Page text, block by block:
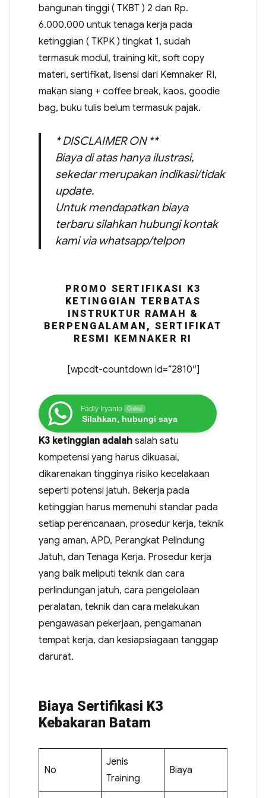
bangunan tinggi ( TKBT ) 2 dan Rp.
6.000.000 untuk tenaga kerja pada
ketinggian ( TKPK ) tingkat 1, sudah
termasuk modul, training kit, soft copy
materi, sertifikat, lisensi dari Kemnaker RI,
makan siang + coffee break, kaos, goodie
bag, buku tulis belum termasuk pajak.
* DISCLAIMER ON **
Biaya di atas hanya ilustrasi,
sekedar merupakan indikasi/tidak
update.
Untuk mendapatkan biaya
terbaru silahkan hubungi kontak
kami via whatsapp/telpon
PROMO SERTIFIKASI K3
KETINGGIAN TERBATAS
INSTRUKTUR RAMAH &
BERPENGALAMAN, SERTIFIKAT
RESMI KEMNAKER RI
[wpcdt-countdown id=”2810″]
Fadly Iryanto Online
Silahkan, hubungi saya
K3 ketinggian adalahsalah satu
kompetensi yang harus dikuasai,
dikarenakan tingginya risiko kecelakaan
seperti potensi jatuh. Bekerja pada
ketinggian harus memenuhi standar pada
setiap perencanaan, prosedur kerja, teknik
yang aman, APD, Perangkat Pelindung
Jatuh, dan Tenaga Kerja. Prosedur kerja
yang baik meliputi teknik dan cara
perlindungan jatuh, cara pengelolaan
peralatan, teknik dan cara melakukan
pengawasan pekerjaan, pengamanan
tempat kerja, dan kesiapsiagaan tanggap
darurat.
Biaya Sertifikasi K3
Kebakaran Batam
No
Jenis
Training
Biaya